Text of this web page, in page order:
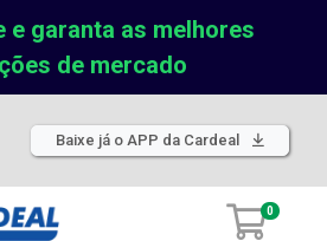
e garanta as melhores
de mercado
Baixe já o APP da Cardeal
0